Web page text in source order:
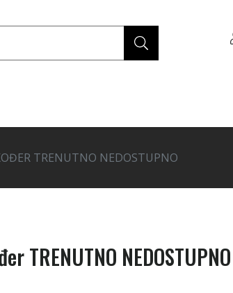
TRENUTNO NEDOSTUPNO
TRENUTNO NEDOSTUPNO